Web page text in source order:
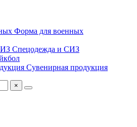
Форма для военных
Спецодежда и СИЗ
Сувенирная продукция
×